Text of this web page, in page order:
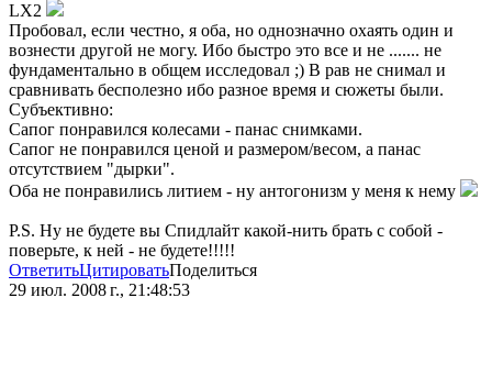
LX2
Пробовал, если честно, я оба, но однозначно охаять один и
вознести другой не могу. Ибо быстро это все и не ....... не
фундаментально в общем исследовал ;) В рав не снимал и
сравнивать бесполезно ибо разное время и сюжеты были.
Субъективно:
Сапог понравился колесами - панас снимками.
Сапог не понравился ценой и размером/весом, а панас
отсутствием "дырки".
Оба не понравились литием - ну антогонизм у меня к нему
P.S. Ну не будете вы Спидлайт какой-нить брать с собой -
поверьте, к ней - не будете!!!!!
ОтветитьЦитироватьПоделиться
29 июл. 2008 г., 21:48:53